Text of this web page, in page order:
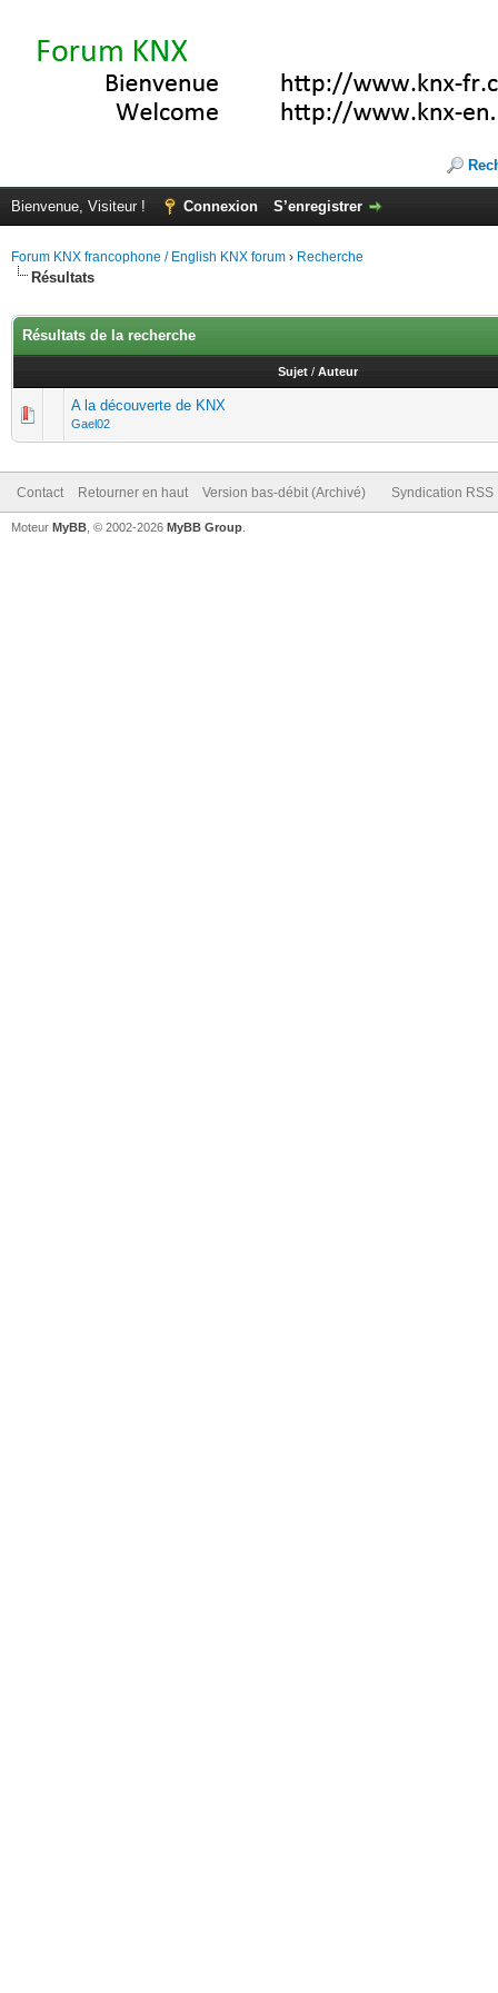
Bienvenue, Visiteur ! Connexion S’enregistrer
Forum KNX francophone / English KNX forum › Recherche
Résultats
Résultats de la recherche
Sujet / Auteur
A la découverte de KNX
Gael02
Contact Retourner en haut Version bas-débit (Archivé) Syndication RSS
Moteur MyBB , © 2002-2026 MyBB Group